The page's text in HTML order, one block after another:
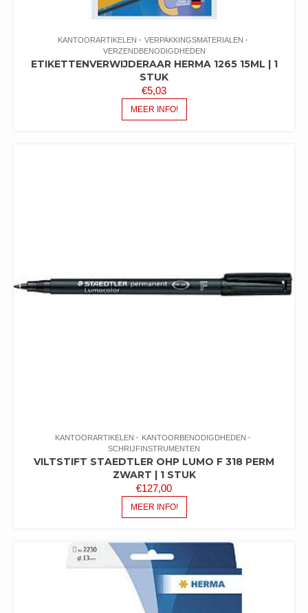
KANTOORARTIKELEN
VERPAKKINGSMATERIALEN
VERZENDBENODIGDHEDEN
ETIKETTENVERWIJDERAAR HERMA 1265 15ML | 1
STUK
€5,03
MEER INFO!
KANTOORARTIKELEN
KANTOORBENODIGDHEDEN
SCHRIJFINSTRUMENTEN
VILTSTIFT STAEDTLER OHP LUMO F 318 PERM
ZWART | 1 STUK
€127,00
MEER INFO!